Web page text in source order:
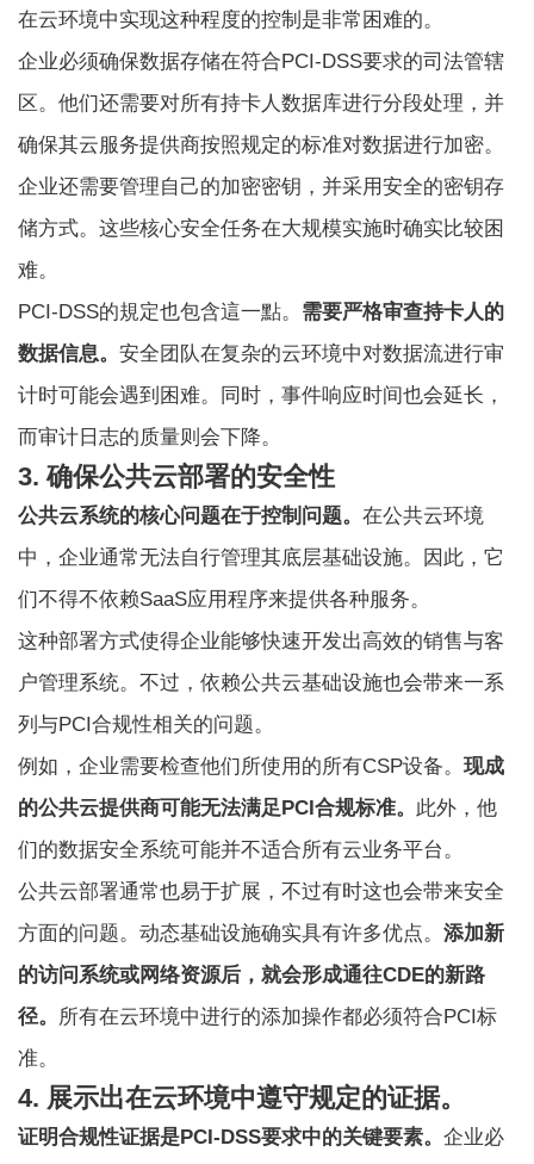
在云环境中实现这种程度的控制是非常困难的。
企业必须确保数据存储在符合PCI-DSS要求的司法管辖
区。他们还需要对所有持卡人数据库进行分段处理，并
确保其云服务提供商按照规定的标准对数据进行加密。
企业还需要管理自己的加密密钥，并采用安全的密钥存
储方式。这些核心安全任务在大规模实施时确实比较困
难。
PCI-DSS的規定也包含這一點。 需要严格审查持卡人的
数据信息。安全团队在复杂的云环境中对数据流进行审
计时可能会遇到困难。同时，事件响应时间也会延长，
而审计日志的质量则会下降。
3. 确保公共云部署的安全性
公共云系统的核心问题在于控制问题。在公共云环境
中，企业通常无法自行管理其底层基础设施。因此，它
们不得不依赖SaaS应用程序来提供各种服务。
这种部署方式使得企业能够快速开发出高效的销售与客
户管理系统。不过，依赖公共云基础设施也会带来一系
列与PCI合规性相关的问题。
例如，企业需要检查他们所使用的所有CSP设备。现成
的公共云提供商可能无法满足PCI合规标准。 此外，他
们的数据安全系统可能并不适合所有云业务平台。
公共云部署通常也易于扩展，不过有时这也会带来安全
方面的问题。动态基础设施确实具有许多优点。添加新
的访问系统或网络资源后，就会形成通往CDE的新路
径。 所有在云环境中进行的添加操作都必须符合PCI标
准。
4. 展示出在云环境中遵守规定的证据。
证明合规性证据是PCI-DSS要求中的关键要素。企业必